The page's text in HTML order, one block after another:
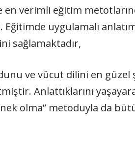
verimli eğitim
uygulamalı
sağlamaktadır,
ve vücut dilini en güzel
Anlattıklarını
olma” metoduyla da